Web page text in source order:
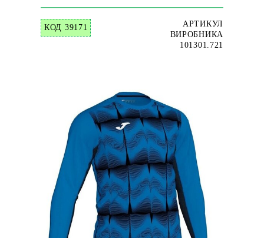
КОД 39171
АРТИКУЛ
ВИРОБНИКА
101301.721